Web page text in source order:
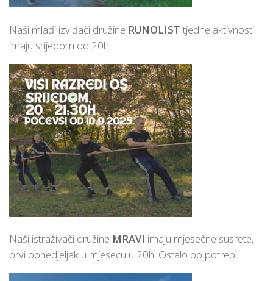
Naši mlađi izviđači družine RUNOLIST tjedne aktivnosti
imaju srijedom od 20h.
Naši istraživači družine MRAVI imaju mjesečne susrete,
prvi ponedjeljak u mjesecu u 20h. Ostalo po potrebi.